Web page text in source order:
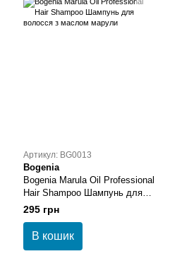
Артикул: BG0013
Bogenia
Bogenia Marula Oil Professional
Hair Shampoo Шампунь для
волосся з маслом марули
295 грн
В кошик